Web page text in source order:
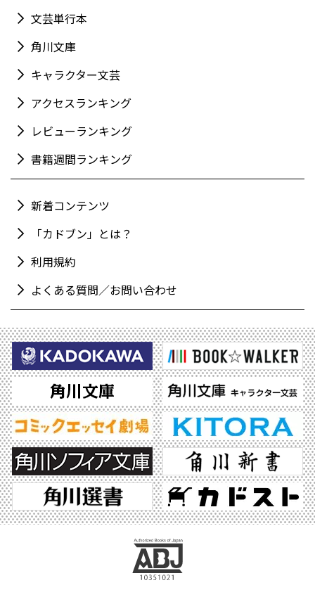
文芸単行本
角川文庫
キャラクター文芸
アクセスランキング
レビューランキング
書籍週間ランキング
新着コンテンツ
「カドブン」とは？
利用規約
よくある質問／お問い合わせ